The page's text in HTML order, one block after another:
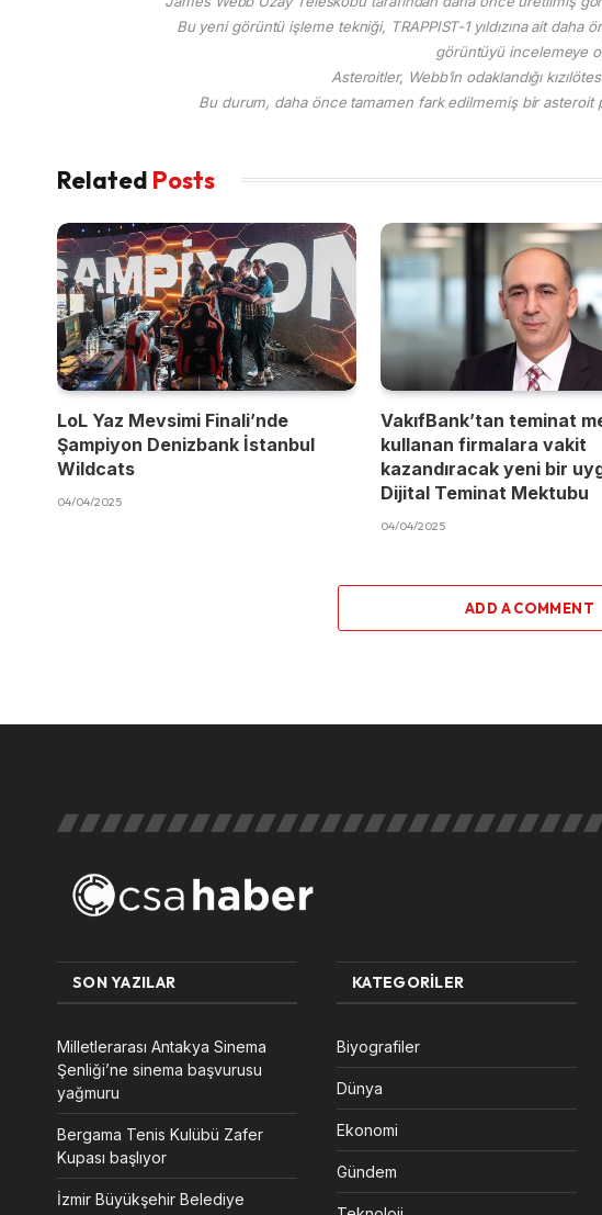
Bu yeni görüntü işleme tekniği, TRAPPIST-1 yıldızına ait daha
görüntüyü incelemeye
Asteroitler, Webb’in odaklandığı
Bu durum, daha önce tamamen fark edilmemiş bir asteroit
Related Posts
LoL Yaz Mevsimi Finali’nde
Şampiyon Denizbank İstanbul
Wildcats
04/04/2025
VakıfBank’tan teminat
kullanan firmalara vakit
kazandıracak yeni bir
Dijital Teminat Mektubu
04/04/2025
ADD A COMMENT
SON YAZILAR
Milletlerarası Antakya Sinema
Şenliği’ne sinema başvurusu
yağmuru
Bergama Tenis Kulübü Zafer
Kupası başlıyor
İzmir Büyükşehir Belediye
KATEGORILER
Biyografiler
Dünya
Ekonomi
Gündem